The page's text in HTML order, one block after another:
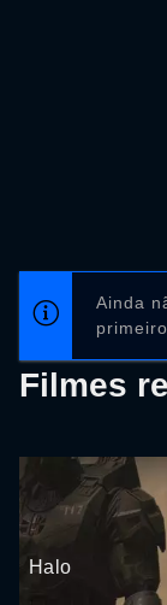
Ainda
Filmes
Halo